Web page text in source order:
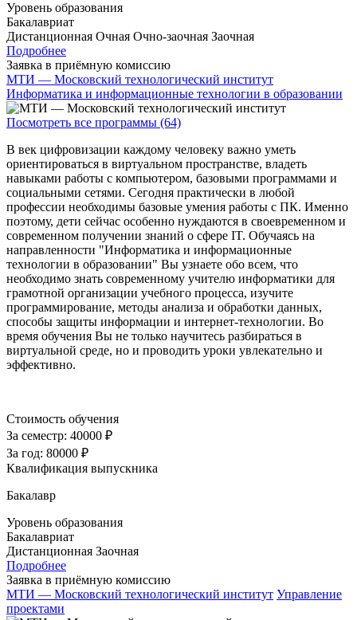
Уровень образования
Бакалавриат
Дистанционная Очная Очно-заочная Заочная
Подробнее
Заявка в приёмную комиссию
МТИ — Московский технологический институт
Информатика и информационные технологии в образовании
Посмотреть все программы (64)
В век цифровизации каждому человеку важно уметь
ориентироваться в виртуальном пространстве, владеть
навыками работы с компьютером, базовыми программами и
социальными сетями. Сегодня практически в любой
профессии необходимы базовые умения работы с ПК. Именно
поэтому, дети сейчас особенно нуждаются в своевременном и
современном получении знаний о сфере IT. Обучаясь на
направленности "Информатика и информационные
технологии в образовании" Вы узнаете обо всем, что
необходимо знать современному учителю информатики для
грамотной организации учебного процесса, изучите
программирование, методы анализа и обработки данных,
способы защиты информации и интернет-технологии. Во
время обучения Вы не только научитесь разбираться в
виртуальной среде, но и проводить уроки увлекательно и
эффективно.
Стоимость обучения
За семестр: 40000 ₽
За год: 80000 ₽
Квалификация выпускника
Бакалавр
Уровень образования
Бакалавриат
Дистанционная Заочная
Подробнее
Заявка в приёмную комиссию
МТИ — Московский технологический институт Управление
проектами